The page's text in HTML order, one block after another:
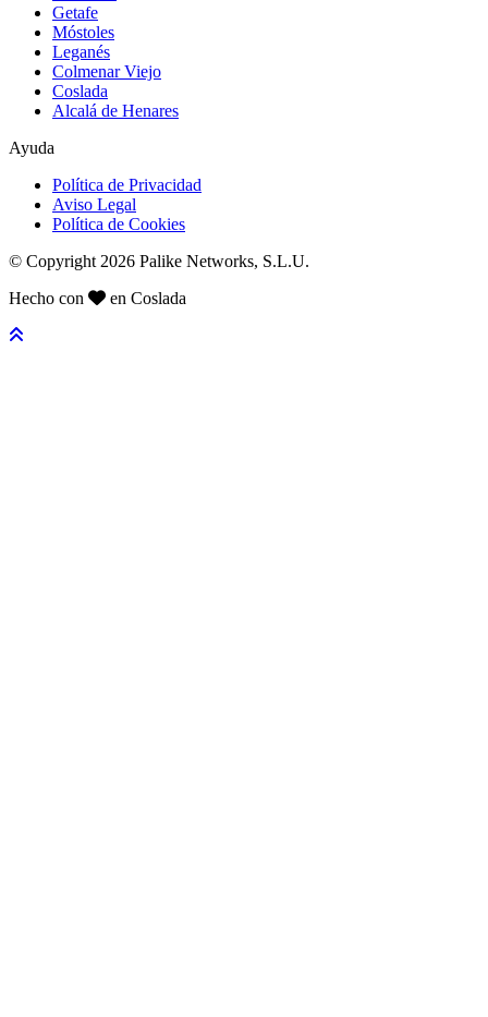
Getafe
Móstoles
Leganés
Colmenar Viejo
Coslada
Alcalá de Henares
Ayuda
Política de Privacidad
Aviso Legal
Política de Cookies
© Copyright 2026 Palike Networks, S.L.U.
Hecho con
en Coslada